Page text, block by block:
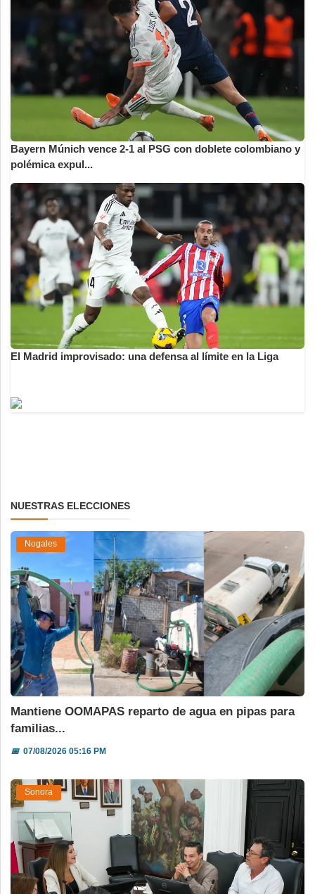
Bayern Múnich vence 2-1 al PSG con doblete colombiano y
polémica expul...
El Madrid improvisado: una defensa al límite en la Liga
NUESTRAS ELECCIONES
Nogales
Mantiene OOMAPAS reparto de agua en pipas para
familias...
📅07/08/2026 05:16 PM
Sonora